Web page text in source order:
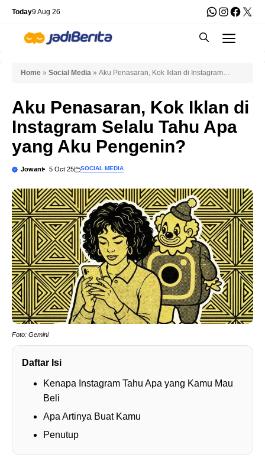
Skip
content
Today9 Aug 26 WhatsApp
X
Home » Social Media » Aku Penasaran, Kok Iklan di Instagram
Aku Penasaran, Kok Iklan di
Instagram Selalu Tahu Apa
yang Aku Pengenin?
Jowant 5 Oct 25 SOCIAL MEDIA
Foto: Gemini
Daftar Isi
Kenapa Instagram Tahu Apa yang Kamu Mau
Beli
Apa Artinya Buat Kamu
Penutup